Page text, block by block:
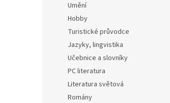
Umění
Hobby
Turistické průvodce
Jazyky, lingvistika
Učebnice a slovníky
PC literatura
Literatura světová
Romány